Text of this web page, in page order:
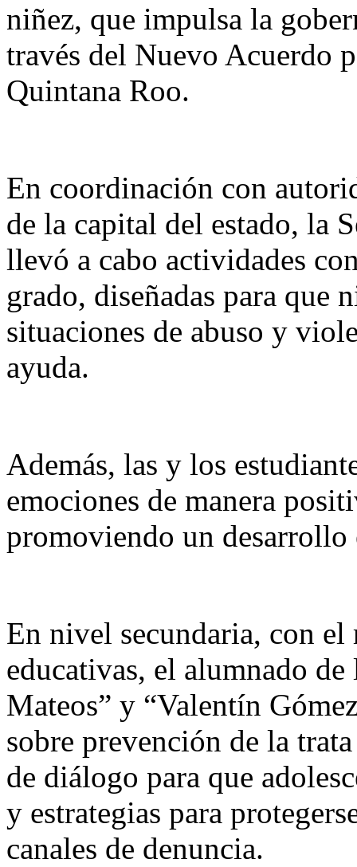
niñez, que impulsa la
través del Nuevo Acuerdo
Quintana Roo.
En coordinación con
de la capital del estado, la
llevó a cabo actividades
grado, diseñadas para que
situaciones de abuso y
ayuda.
Además, las y los
emociones de manera
promoviendo un
En nivel secundaria, con el
educativas, el alumnado
Mateos” y “Valentín
sobre prevención de la
de diálogo para que
y estrategias para
canales de denuncia.